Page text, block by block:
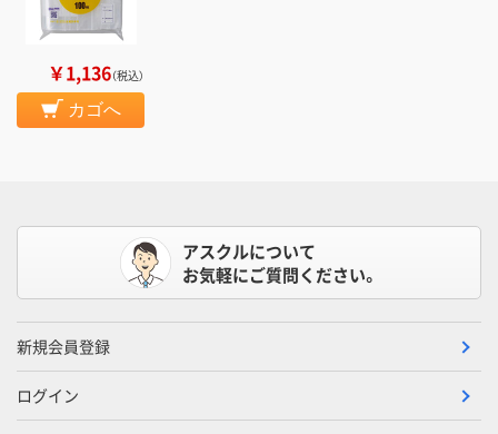
￥1,136（税込）
カゴへ
アスクルについて
お気軽にご質問ください。
新規会員登録
ログイン